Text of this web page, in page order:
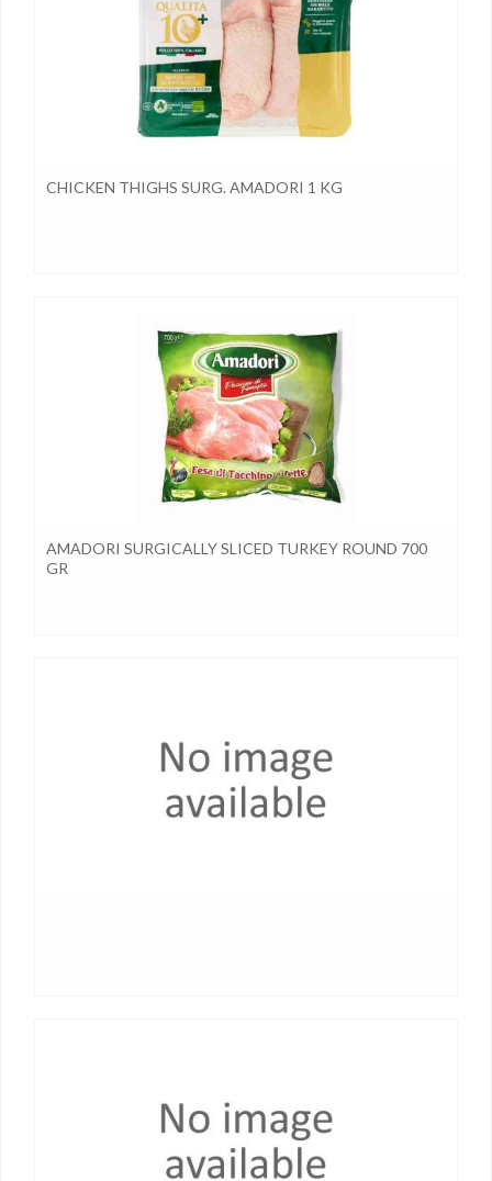
CHICKEN THIGHS SURG. AMADORI 1 KG
AMADORI SURGICALLY SLICED TURKEY ROUND 700
GR